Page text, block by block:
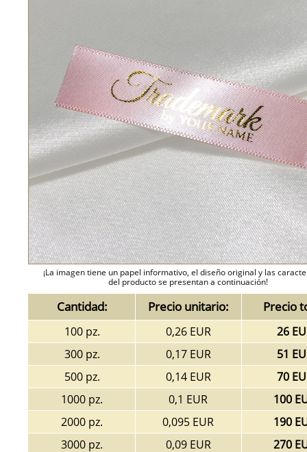
¡La imagen tiene un papel informativo, el diseño original y las
del producto se presentan a continuación!
Cantidad: Precio unitario: Precio
100 pz. 0,26 EUR
26
300 pz.
0,17 EUR
51
500 pz.
0,14 EUR
70
1000 pz.
0,1 EUR
100
2000 pz.
0,095 EUR
190
3000 pz.
0,09 EUR
270